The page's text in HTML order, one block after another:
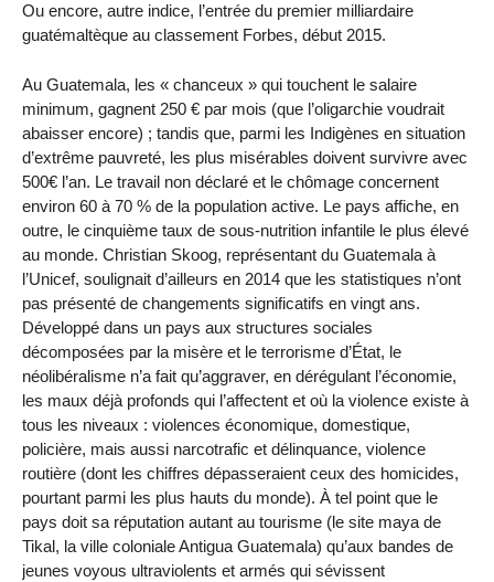
Ou encore, autre indice, l’entrée du premier milliardaire
guatémaltèque au classement Forbes, début 2015.
Au Guatemala, les « chanceux » qui touchent le salaire
minimum, gagnent 250 € par mois (que l’oligarchie voudrait
abaisser encore) ; tandis que, parmi les Indigènes en situation
d’extrême pauvreté, les plus misérables doivent survivre avec
500€ l’an. Le travail non déclaré et le chômage concernent
environ 60 à 70 % de la population active. Le pays affiche, en
outre, le cinquième taux de sous-nutrition infantile le plus élevé
au monde. Christian Skoog, représentant du Guatemala à
l’Unicef, soulignait d’ailleurs en 2014 que les statistiques n’ont
pas présenté de changements significatifs en vingt ans.
Développé dans un pays aux structures sociales
décomposées par la misère et le terrorisme d’État, le
néolibéralisme n’a fait qu’aggraver, en dérégulant l’économie,
les maux déjà profonds qui l’affectent et où la violence existe à
tous les niveaux : violences économique, domestique,
policière, mais aussi narcotrafic et délinquance, violence
routière (dont les chiffres dépasseraient ceux des homicides,
pourtant parmi les plus hauts du monde). À tel point que le
pays doit sa réputation autant au tourisme (le site maya de
Tikal, la ville coloniale Antigua Guatemala) qu’aux bandes de
jeunes voyous ultraviolents et armés qui sévissent